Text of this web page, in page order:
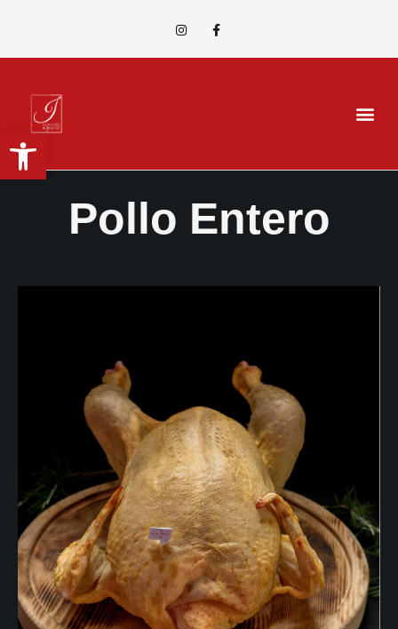
Abrir barra de herramientas
Pollo Entero